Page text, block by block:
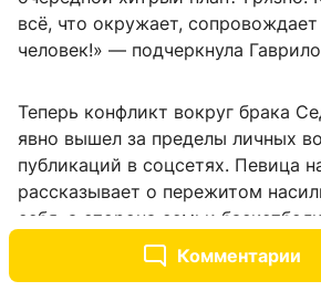
Комментарии
всё, что окружает, сопровождает
человек!» — подчеркнула
Теперь конфликт вокруг брака
явно вышел за пределы личных
публикаций в соцсетях. Певица
рассказывает о пережитом
себя, а сторона семьи
в манипуляциях и ждет судебного
разбирательства. Судя по